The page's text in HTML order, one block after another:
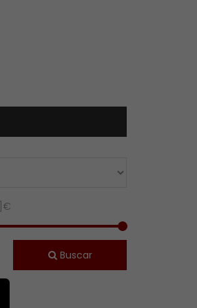
]€
Buscar